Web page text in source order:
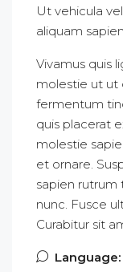
Ut vehicula
aliquam
Vivamus quis
molestie ut ut
fermentum
quis placerat
molestie
et ornare.
sapien rutrum
nunc. Fusce
Curabitur sit
Language: